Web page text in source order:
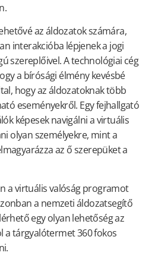
az áldozatok számára,
interakcióba lépjenek a jogi
szereplőivel. A technológiai cég
a bírósági élmény kevésbé
hogy az áldozatoknak több
eseményekről. Egy fejhallgató
képesek navigálni a virtuális
olyan személyekre, mint a
az ő szerepüket a
a virtuális valóság programot
a nemzeti áldozatsegítő
egy olyan lehetőség az
a tárgyalótermet 360 fokos